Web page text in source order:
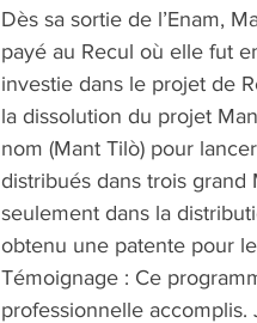
Dès sa sortie de l’Enam,
payé au Recul où elle fut
investie dans le projet de
la dissolution du projet
nom (Mant Tilò) pour
distribués dans trois grand
seulement dans la
obtenu une patente pour
Témoignage : Ce
professionnelle